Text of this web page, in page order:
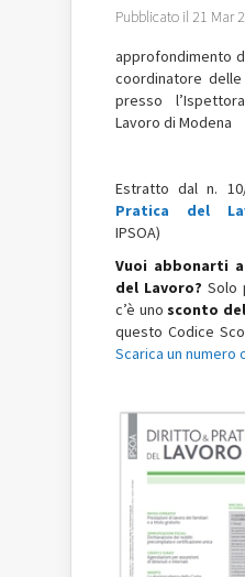
Pubblicato il 21 Mar
approfondimento
coordinatore
presso
Lavoro di Modena
Estratto dal n.
Pratica del
IPSOA)
Vuoi abbonarti
del Lavoro? Solo
c’è uno sconto
questo Codice
Scarica un numero